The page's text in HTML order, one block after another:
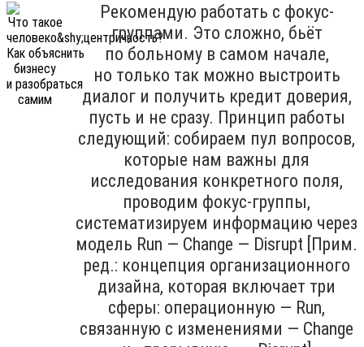
Рекомендую работать с фокус-
группами. Это сложно, бьёт
по больному в самом начале,
но только так можно выстроить
диалог и получить кредит доверия,
пусть и не сразу. Принцип работы
следующий: собираем пул вопросов,
которые нам важны для
исследования конкретного поля,
проводим фокус-группы,
систематизируем информацию через
модель Run — Change — Disrupt [Прим.
ред.: концепция организационного
дизайна, которая включает три
сферы: операционную — Run,
связанную с изменениями — Change